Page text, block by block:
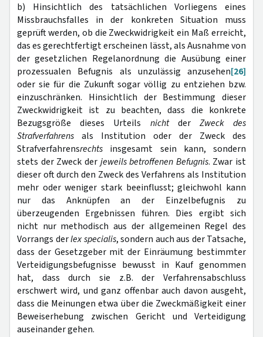
b) Hinsichtlich des tatsächlichen Vorliegens eines
Missbrauchsfalles in der konkreten Situation muss
geprüft werden, ob die Zweckwidrigkeit ein Maß erreicht,
das es gerechtfertigt erscheinen lässt, als Ausnahme von
der gesetzlichen Regelanordnung die Ausübung einer
prozessualen Befugnis als unzulässig anzusehen[26]
oder sie für die Zukunft sogar völlig zu entziehen bzw.
einzuschrän­ken. Hinsichtlich der Bestimmung dieser
Zweckwidrigkeit ist zu beachten, dass die konkrete
Bezugsgröße dieses Urteils nichtder Zweck des
Strafverfahrens als Institution oder der Zweck des
Strafverfahrensrechts insgesamt sein kann, sondern
stets der Zweck derjeweils betroffenen Befugnis. Zwar ist
dieser oft durch den Zweck des Verfahrens als Institution
mehr oder weniger stark beeinflusst; gleichwohl kann
nur das Anknüpfen an der Einzelbefugnis zu
überzeugenden Ergebnissen führen. Dies ergibt sich
nicht nur methodisch aus der allgemeinen Regel des
Vorrangs derlex specialis, sondern auch aus der Tatsache,
dass der Gesetzgeber mit der Einräumung bestimmter
Verteidigungsbefugnisse bewusst in Kauf genommen
hat, dass durch sie z.B. der Verfahrensabschluss
erschwert wird, und ganz offenbar auch davon ausgeht,
dass die Meinungen etwa über die Zweckmäßigkeit einer
Beweiserhebung zwischen Gericht und Verteidigung
auseinander gehen.